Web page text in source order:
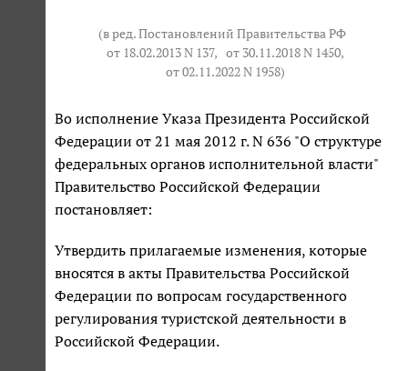
(в ред. Постановлений Правительства РФ
от 18.02.2013 N 137, от 30.11.2018 N 1450,
от 02.11.2022 N 1958)
Во исполнение Указа Президента Российской
Федерации от 21 мая 2012 г. N 636 "О структуре
федеральных органов исполнительной власти"
Правительство Российской Федерации
постановляет:
Утвердить прилагаемые изменения, которые
вносятся в акты Правительства Российской
Федерации по вопросам государственного
регулирования туристской деятельности в
Российской Федерации.